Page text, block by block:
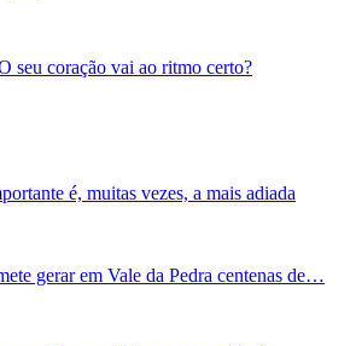
seu coração vai ao ritmo certo?
é, muitas vezes, a mais adiada
gerar em Vale da Pedra centenas de…